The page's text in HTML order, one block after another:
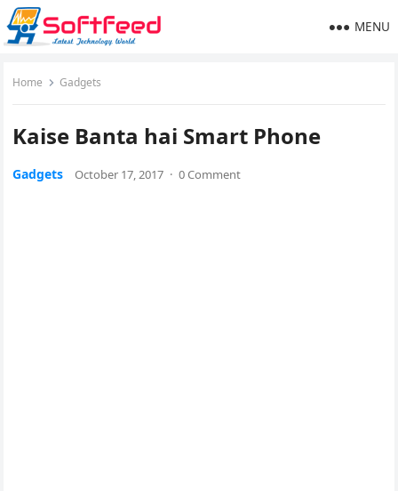
MENU
Home Gadgets
Kaise Banta hai Smart Phone
Gadgets October 17, 2017 · 0 Comment